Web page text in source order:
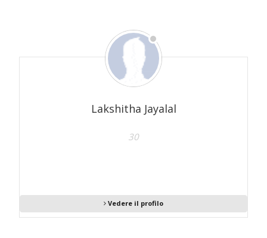
Lakshitha Jayalal
30
Vedere il profilo